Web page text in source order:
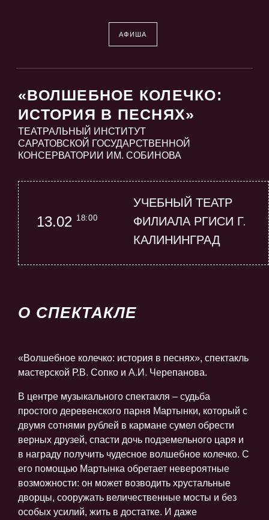
АФИША
«ВОЛШЕБНОЕ КОЛЕЧКО:
ИСТОРИЯ В ПЕСНЯХ»
ТЕАТРАЛЬНЫЙ ИНСТИТУТ
САРАТОВСКОЙ ГОСУДАРСТВЕННОЙ
КОНСЕРВАТОРИИ ИМ. СОБИНОВА
13.02 18:00
УЧЕБНЫЙ ТЕАТР
ФИЛИАЛА РГИСИ Г.
КАЛИНИНГРАД
О СПЕКТАКЛЕ
«Волшебное колечко: история в песнях», спектакль
мастерской Р.В. Сопко и А.И. Черепанова.
В центре музыкального спектакля – судьба
простого деревенского парня Мартынки, который с
двумя сотнями рублей в кармане сумел обрести
верных друзей, спасти дочь подземельного царя и
в награду получить чудесное волшебное колечко. С
его помощью Мартынка обретает невероятные
возможности: он может возводить хрустальные
дворцы, сооружать величественные мосты и без
особых усилий, жить в достатке. И даже